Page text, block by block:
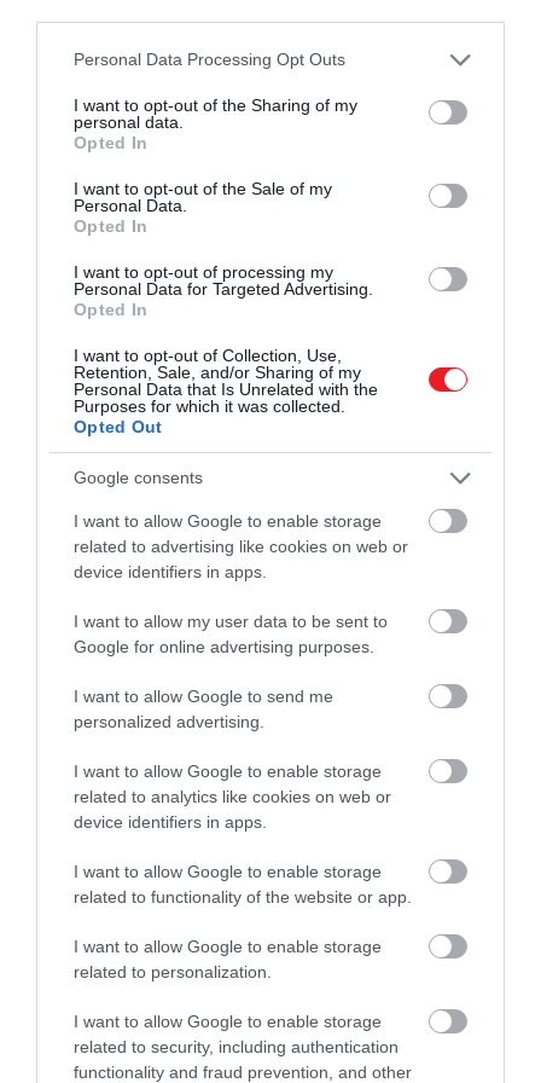
Please note that this website/app uses one or more Google
not limited to your visit or usage behaviour. You may click to
grant or deny consent to Google and its third-party tags to
use your data for below specified purposes in below Google
consent section.
Personal Data Processing Opt Outs
I want to opt-out of the Sharing of my
personal data.
Opted In
I want to opt-out of the Sale of my
Personal Data.
Opted In
I want to opt-out of processing my
Personal Data for Targeted Advertising.
Opted In
I want to opt-out of Collection, Use,
Retention, Sale, and/or Sharing of my
Personal Data that Is Unrelated with the
Purposes for which it was collected.
Opted Out
Google consents
I want to allow Google to enable storage
related to advertising like cookies on web or
device identifiers in apps.
I want to allow my user data to be sent to
Google for online advertising purposes.
I want to allow Google to send me
personalized advertising.
I want to allow Google to enable storage
related to analytics like cookies on web or
device identifiers in apps.
I want to allow Google to enable storage
related to functionality of the website or app.
I want to allow Google to enable storage
related to personalization.
I want to allow Google to enable storage
related to security, including authentication
functionality and fraud prevention, and other
pályája hasonlóan figyelemre méltó.
Karrierje során bebizonyította, hogy a
jelenlétét a…
2026. MÁRCIUS 23. ● HAMU ÉS GYÉMÁNT
Katalin hercegné finoman